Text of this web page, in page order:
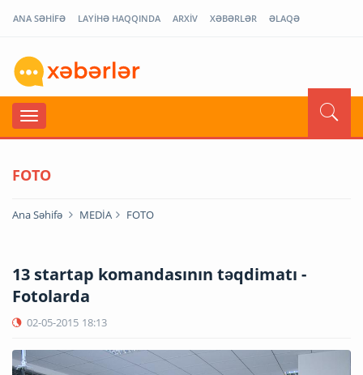
ANA SƏHİFƏ LAYİHƏ HAQQINDA ARXİV XƏBƏRLƏR ƏLAQƏ
FOTO
Ana Səhifə MEDİA FOTO
13 startap komandasının təqdimatı -
Fotolarda
02-05-2015 18:13